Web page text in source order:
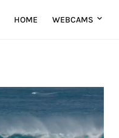
HOME WEBCAMS